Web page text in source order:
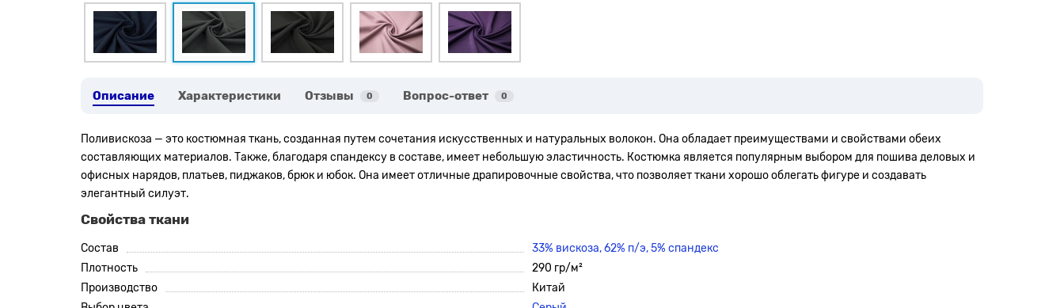
Описание Характеристики Отзывы 0 Вопрос-ответ 0
Поливискоза — это костюмная ткань, созданная путем сочетания искусственных и натуральных волокон. Она обладает преимуществами и свойствами обеих
составляющих материалов. Также, благодаря спандексу в составе, имеет небольшую эластичность. Костюмка является популярным выбором для пошива деловых и
офисных нарядов, платьев, пиджаков, брюк и юбок. Она имеет отличные драпировочные свойства, что позволяет ткани хорошо облегать фигуре и создавать
элегантный силуэт.
Свойства ткани
Состав
33% вискоза, 62% п/э, 5% спандекс
Плотность
290 гр/м²
Производство
Китай